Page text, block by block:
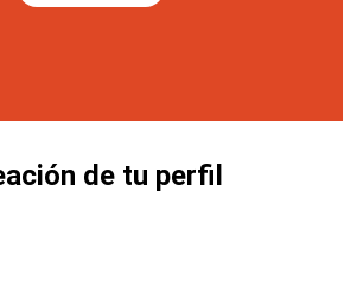
de tu perfil